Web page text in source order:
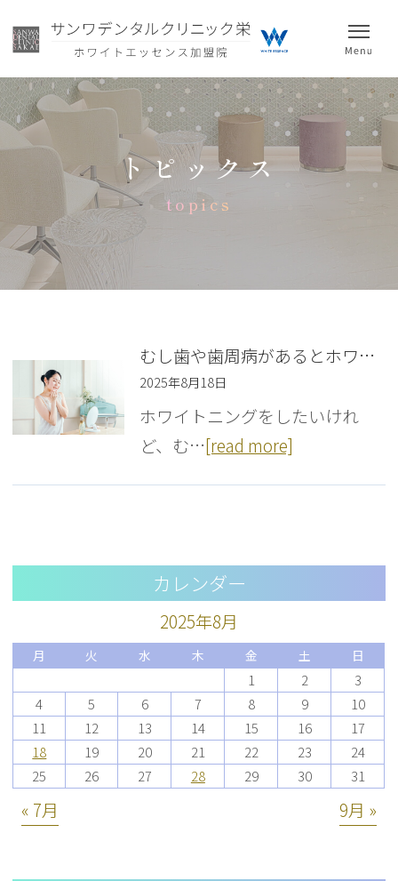
トピックス
topics
むし歯や歯周病があるとホワイトニングはできない？ 治療の優先順位を解説
2025年8月18日
ホワイトニングをしたいけれ
ど、む…[read more]
カレンダー
2025年8月
月 火 水 木 金 土 日
1 2
3
4
5 6 7 8 9
10
11
12 13 14 15 16
17
18
19 20 21 22 23
24
25
26 27 28 29 30 31
« 7月 9月 »